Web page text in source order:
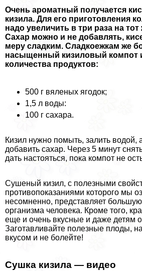
Очень ароматный получается
кизила. Для его приготовления
надо увеличить в три раза на
Сахар можно и не добавлять,
меру сладким. Сладкоежкам же
насыщенный кизиловый компот
количества продуктов:
500 г вяленых ягодок;
1,5 л воды:
100 г сахара.
Кизил нужно помыть, залить водой,
добавить сахар. Через 5 минут
дать настояться, пока компот не
Сушеный кизил, с полезными
противопоказаниями которого мы
несомненно, представляет
организма человека. Кроме того,
еще и очень вкусные и даже детям
Заготавливайте полезные плоды,
вкусом и не болейте!
Сушка кизила — видео